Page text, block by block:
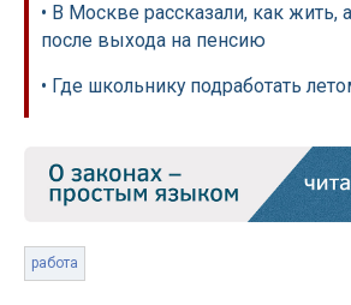
• В Москве рассказали, как жить,
после выхода на пенсию
• Где школьнику подработать
работа